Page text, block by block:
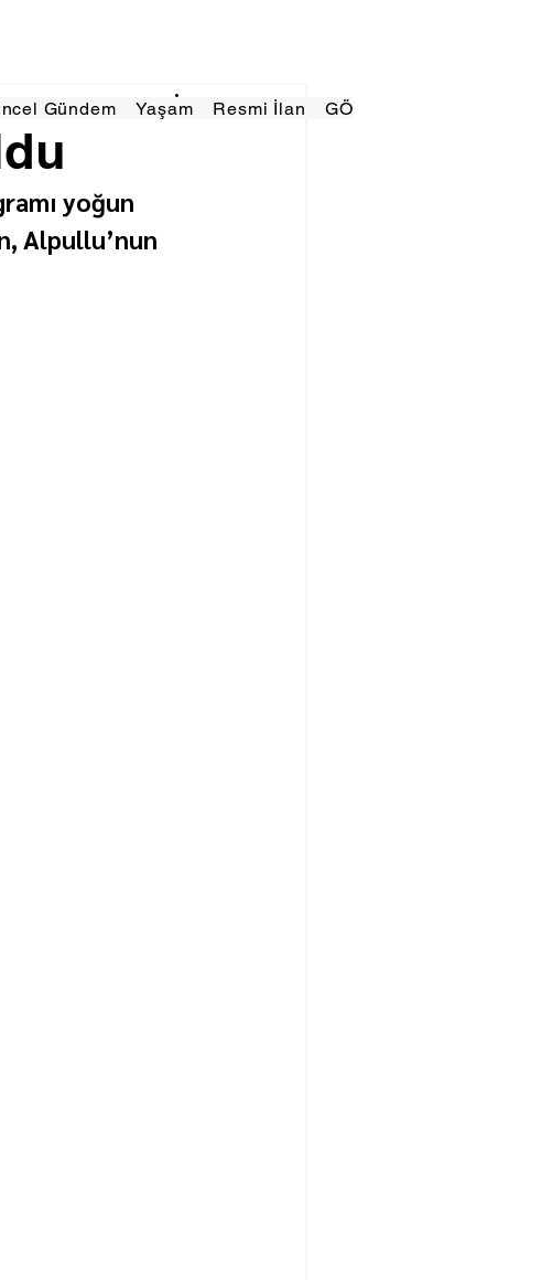
Gündem Yaşam Resmi İlan GÖRÜNÜMTV
yoğun
Alpullu’nun